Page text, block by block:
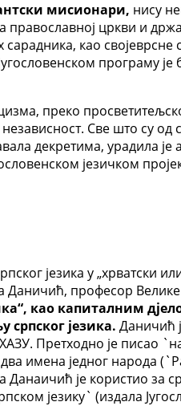
мисионари, нису
цркви и
као
програму
преко
Све што су од
декретима, урадила је
језичком
језика у „хрватски
Даничић, професор
као капиталним
језика. Даничић
ХАЗУ. Претходно је писао
имена једног народа
је користио за
језику` (издала